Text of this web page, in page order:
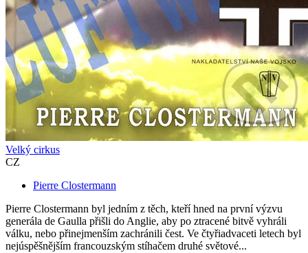
Velký cirkus
CZ
Pierre Clostermann
Pierre Clostermann byl jedním z těch, kteří hned na první výzvu
generála de Gaulla přišli do Anglie, aby po ztracené bitvě vyhráli
válku, nebo přinejmenším zachránili čest. Ve čtyřiadvaceti letech byl
nejúspěšnějším francouzským stíhačem druhé světové...